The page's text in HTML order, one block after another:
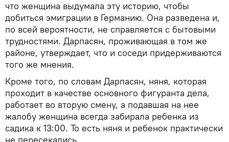
что женщина выдумала эту историю, чтобы
добиться эмиграции в Германию. Она разведена и,
по всей вероятности, не справляется с бытовыми
трудностями. Дарпасян, проживающая в том же
районе, утверждает, что и соседи придерживаются
того же мнения.
Кроме того, по словам Дарпасян, няня, которая
проходит в качестве основного фигуранта дела,
работает во вторую смену, а подавшая на нее
жалобу женщина всегда забирала ребенка из
садика к 13:00. То есть няня и ребенок практически
не пересекались.